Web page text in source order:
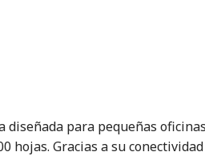
para pequeñas
hojas. Gracias a su